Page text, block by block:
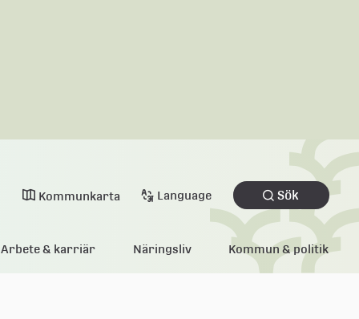
Kommunkarta Language Sök
Arbete & karriär Näringsliv Kommun & politik